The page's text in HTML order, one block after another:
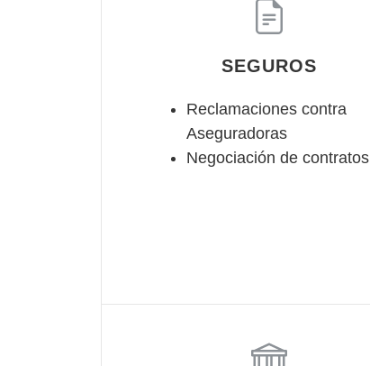
SEGUROS
Reclamaciones contra
Aseguradoras
Negociación de contratos